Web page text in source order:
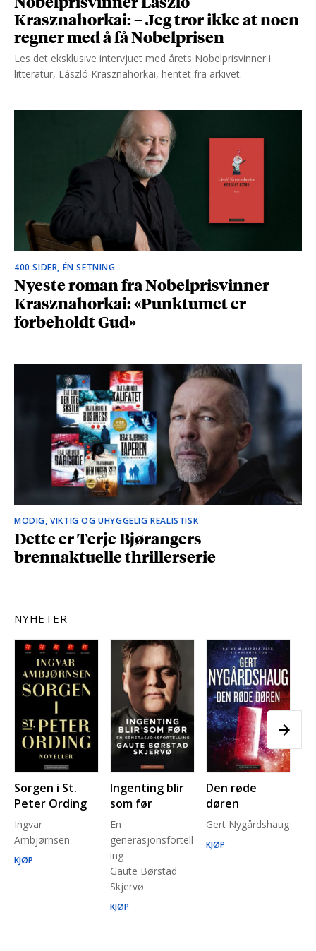
Krasznahorkai: – Jeg tror ikke at noen
regner med å få Nobelprisen
Les det eksklusive intervjuet med årets Nobelprisvinner i
litteratur, László Krasznahorkai, hentet fra arkivet.
400 SIDER, ÉN SETNING
Nyeste roman fra Nobelprisvinner
Krasznahorkai: «Punktumet er
forbeholdt Gud»
MODIG, VIKTIG OG UHYGGELIG REALISTISK
Dette er Terje Bjørangers
brennaktuelle thrillerserie
NYHETER
Sorgen i St.
Peter Ording
Ingvar
Ambjørnsen
KJØP
Ingenting blir
som før
En
generasjonsfortell
ing
Gaute Børstad
Skjervø
KJØP
Den røde
døren
Gert Nygårdshaug
KJØP